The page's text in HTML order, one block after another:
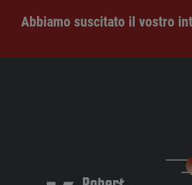
Abbiamo suscitato il vostro